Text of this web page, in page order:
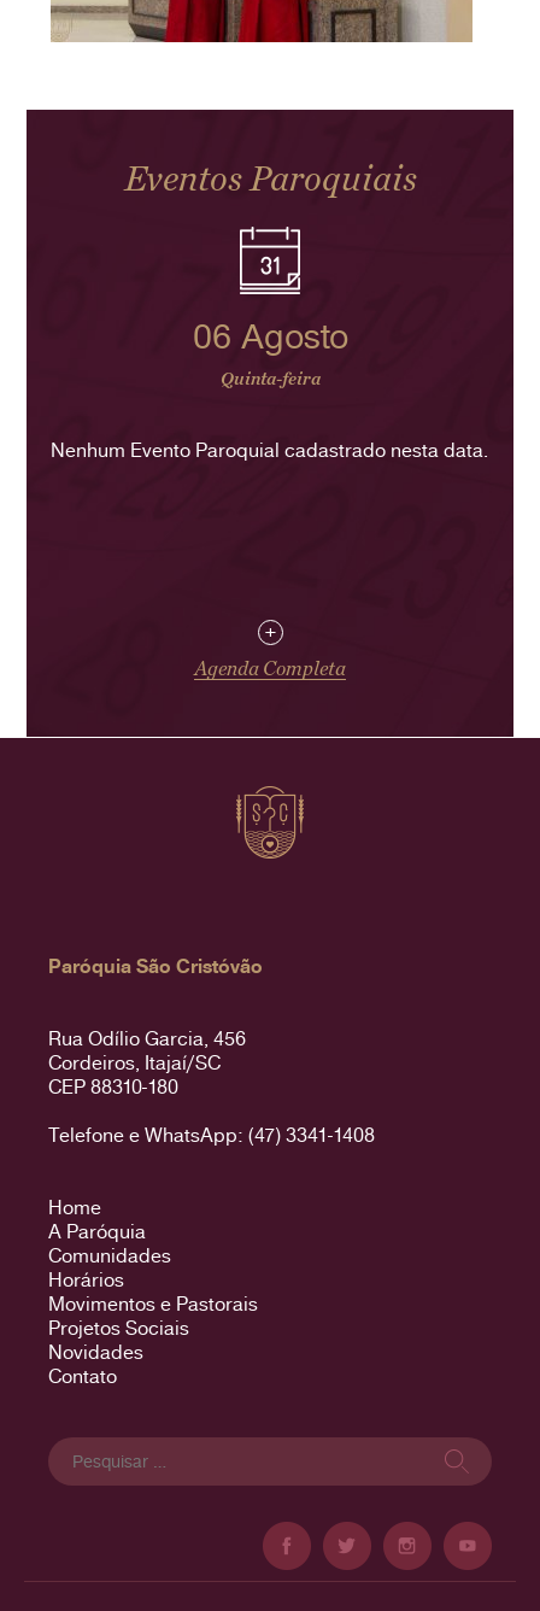
Eventos Paroquiais
06 Agosto
Quinta-feira
Nenhum Evento Paroquial cadastrado nesta data.
+
Agenda Completa
Paróquia São Cristóvão
Rua Odílio Garcia, 456
Cordeiros, Itajaí/SC
CEP 88310-180
Telefone e WhatsApp: (47) 3341-1408
Home
A Paróquia
Comunidades
Horários
Movimentos e Pastorais
Projetos Sociais
Novidades
Contato
Pesquisar
por: